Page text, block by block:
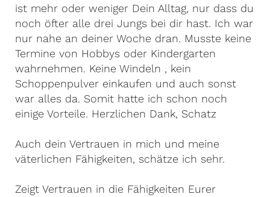
ist mehr oder weniger Dein Alltag, nur dass du
noch öfter alle drei Jungs bei dir hast. Ich war
nur nahe an deiner Woche dran. Musste keine
Termine von Hobbys oder Kindergarten
wahrnehmen. Keine Windeln , kein
Schoppenpulver einkaufen und auch sonst
war alles da. Somit hatte ich schon noch
einige Vorteile. Herzlichen Dank, Schatz
Auch dein Vertrauen in mich und meine
väterlichen Fähigkeiten, schätze ich sehr.
Zeigt Vertrauen in die Fähigkeiten Eurer